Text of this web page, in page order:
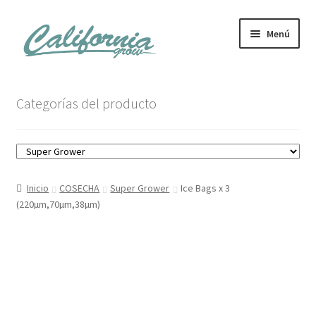
al
contenido
Menú
Carrito
Mi cuenta
Categorías del producto
Inicio COSECHA Super Grower
Ice Bags x 3
(220µm,70µm,38µm)